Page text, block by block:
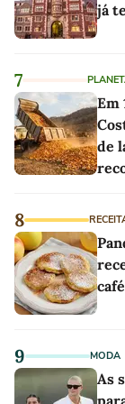
já
7
Em
de
8
9 MODA
As